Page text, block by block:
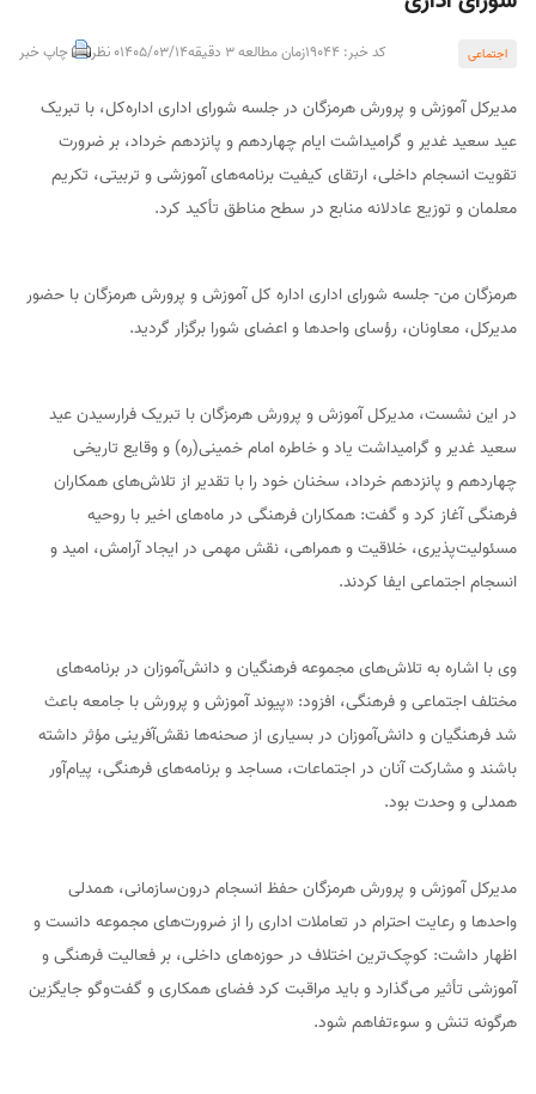
اجتماعی کد خبر: 19044 زمان مطالعه 3 دقیقه 1405/03/140 نظر چاپ خبر
مدیرکل آموزش و پرورش هرمزگان در جلسه شورای اداری اداره‌کل، با تبریک
عید سعید غدیر و گرامیداشت ایام چهاردهم و پانزدهم خرداد، بر ضرورت
تقویت انسجام داخلی، ارتقای کیفیت برنامه‌های آموزشی و تربیتی، تکریم
معلمان و توزیع عادلانه منابع در سطح مناطق تأکید کرد.
هرمزگان من- جلسه شورای اداری اداره کل آموزش و پرورش هرمزگان با حضور
مدیرکل، معاونان، رؤسای واحدها و اعضای شورا برگزار گردید.
در این نشست، مدیرکل آموزش و پرورش هرمزگان با تبریک فرارسیدن عید
سعید غدیر و گرامیداشت یاد و خاطره امام خمینی(ره) و وقایع تاریخی
چهاردهم و پانزدهم خرداد، سخنان خود را با تقدیر از تلاش‌های همکاران
فرهنگی آغاز کرد و گفت: همکاران فرهنگی در ماه‌های اخیر با روحیه
مسئولیت‌پذیری، خلاقیت و همراهی، نقش مهمی در ایجاد آرامش، امید و
انسجام اجتماعی ایفا کردند.
وی با اشاره به تلاش‌های مجموعه فرهنگیان و دانش‌آموزان در برنامه‌های
مختلف اجتماعی و فرهنگی، افزود: «پیوند آموزش و پرورش با جامعه باعث
شد فرهنگیان و دانش‌آموزان در بسیاری از صحنه‌ها نقش‌آفرینی مؤثر داشته
باشند و مشارکت آنان در اجتماعات، مساجد و برنامه‌های فرهنگی، پیام‌آور
همدلی و وحدت بود.
مدیرکل آموزش و پرورش هرمزگان حفظ انسجام درون‌سازمانی، همدلی
واحدها و رعایت احترام در تعاملات اداری را از ضرورت‌های مجموعه دانست و
اظهار داشت: کوچک‌ترین اختلاف در حوزه‌های داخلی، بر فعالیت فرهنگی و
آموزشی تأثیر می‌گذارد و باید مراقبت کرد فضای همکاری و گفت‌وگو جایگزین
هرگونه تنش و سوءتفاهم شود.